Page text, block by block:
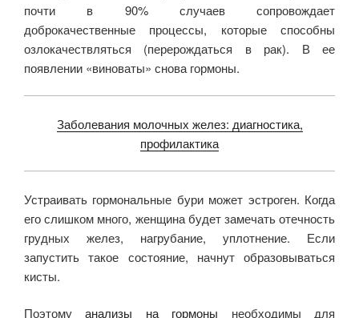
почти в 90% случаев сопровождает
доброкачественные процессы, которые способны
озлокачествляться (перерождаться в рак). В ее
появлении «виноваты» снова гормоны.
Заболевания молочных желез: диагностика,
профилактика
Устраивать гормональные бури может эстроген. Когда
его слишком много, женщина будет замечать отечность
грудных желез, нагрубание, уплотнение. Если
запустить такое состояние, начнут образовываться
кисты.
Поэтомуанализы на гормоны необходимы для